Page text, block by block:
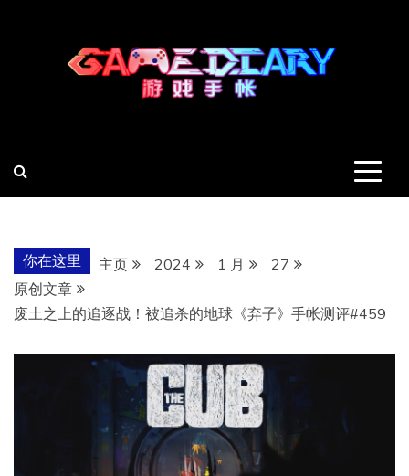
你在这里 主页 2024 1 月
27
原创文章
废土之上的追逐战！被追杀的地球《弃子》手帐测评#459